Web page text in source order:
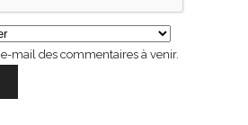
mail des commentaires à venir.